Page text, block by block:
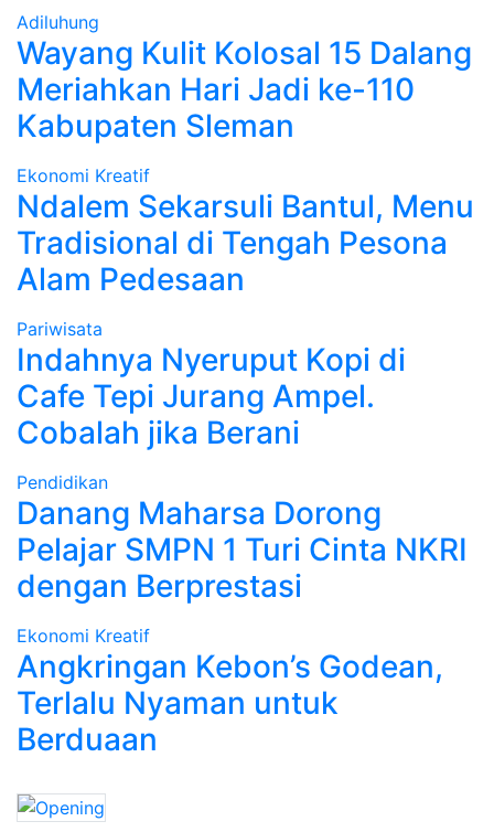
Adiluhung
Wayang Kulit Kolosal 15 Dalang
Meriahkan Hari Jadi ke-110
Kabupaten Sleman
Ekonomi Kreatif
Ndalem Sekarsuli Bantul, Menu
Tradisional di Tengah Pesona
Alam Pedesaan
Pariwisata
Indahnya Nyeruput Kopi di
Cafe Tepi Jurang Ampel.
Cobalah jika Berani
Pendidikan
Danang Maharsa Dorong
Pelajar SMPN 1 Turi Cinta NKRI
dengan Berprestasi
Ekonomi Kreatif
Angkringan Kebon’s Godean,
Terlalu Nyaman untuk
Berduaan